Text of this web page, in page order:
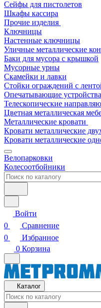
Сейфы для пистолетов
Шкафы кассира
Прочие изделия
Ключницы
Настенные ключницы
Уличные металлические
Баки для мусора с крышкой
Мусорные урны
Скамейки и лавки
Стойки ограждений с
Опечатывающие устройства
Телескопические
Цветная металлическая
Металлические кровати
Кровати металлические
Кровати металлические
Велопарковки
Колесоотбойники
Войти
0
Сравнение
0
Избранное
0 Корзина
Каталог